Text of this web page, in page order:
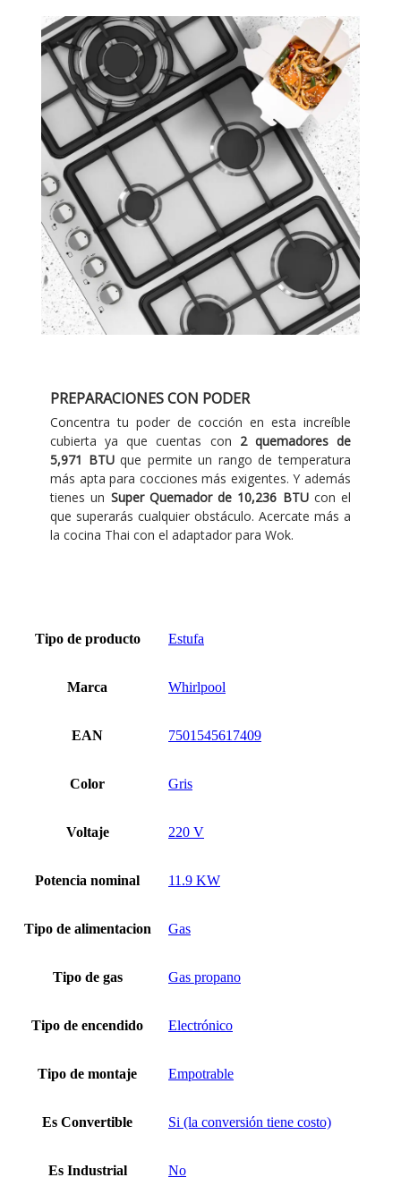
Tipo de producto Estufa
Marca Whirlpool
EAN 7501545617409
Color Gris
Voltaje 220 V
Potencia nominal 11.9 KW
Tipo de alimentacion Gas
Tipo de gas Gas propano
Tipo de encendido Electrónico
Tipo de montaje Empotrable
Es Convertible Si (la conversión tiene costo)
Es Industrial No